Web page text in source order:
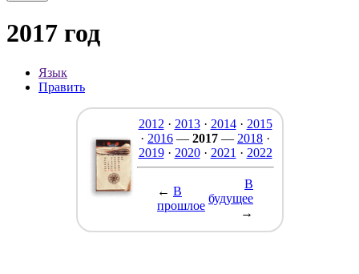
2017 год
Язык
Править
2012 · 2013· 2014· 2015
· 2016 — 2017 — 2018 ·
2019· 2020· 2021 · 2022
← В
прошлое
В
будущее
→